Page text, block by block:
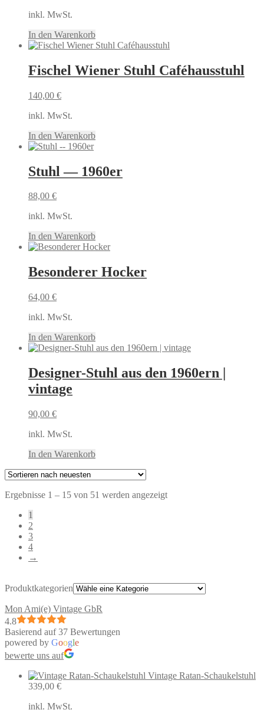
inkl. MwSt.
In den Warenkorb
Fischel Wiener Stuhl Caféhausstuhl
140,00 €
inkl. MwSt.
In den Warenkorb
Stuhl — 1960er
88,00 €
inkl. MwSt.
In den Warenkorb
Besonderer Hocker
64,00 €
inkl. MwSt.
In den Warenkorb
Designer-Stuhl aus den 1960ern |
vintage
90,00 €
inkl. MwSt.
In den Warenkorb
Ergebnisse 1 – 15 von 51 werden angezeigtNach
1
2
3
4
→
Produktkategorien
Mon Ami(e) Vintage GbR
4.8
Basierend auf 37 Bewertungen
powered by Google
bewerte uns auf
Vintage Ratan-Schaukelstuhl
339,00 €
inkl. MwSt.